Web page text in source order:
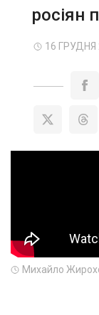
росіян
16 ГРУДНЯ
Михайло